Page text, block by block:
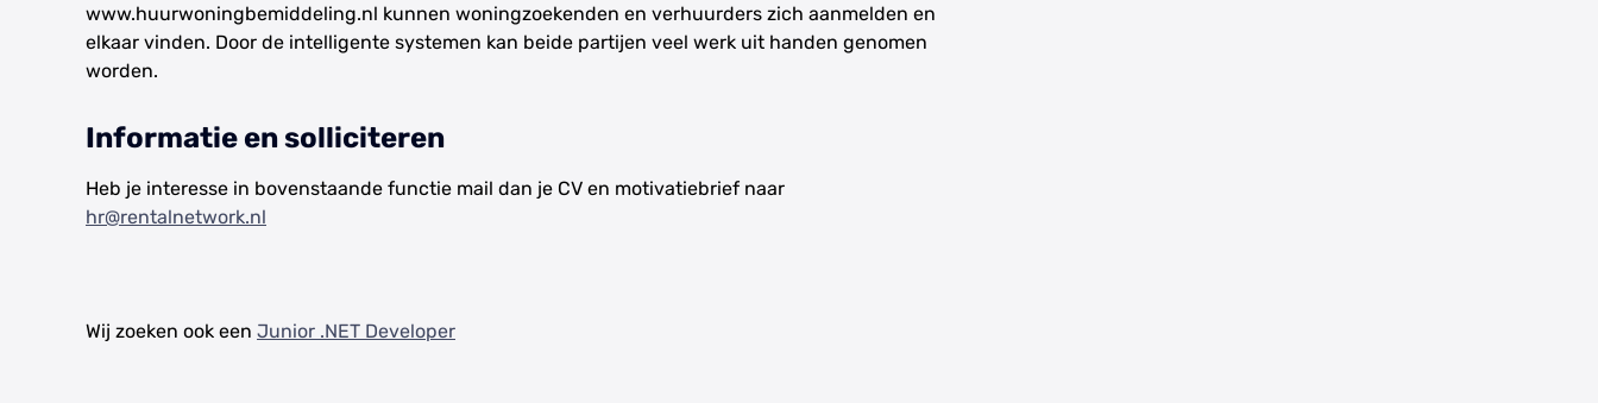
www.huurwoningbemiddeling.nl kunnen woningzoekenden en verhuurders zich aanmelden en
elkaar vinden. Door de intelligente systemen kan beide partijen veel werk uit handen genomen
worden.
Informatie en solliciteren
Heb je interesse in bovenstaande functie mail dan je CV en motivatiebrief naar
hr@rentalnetwork.nl
Wij zoeken ook een Junior .NET Developer